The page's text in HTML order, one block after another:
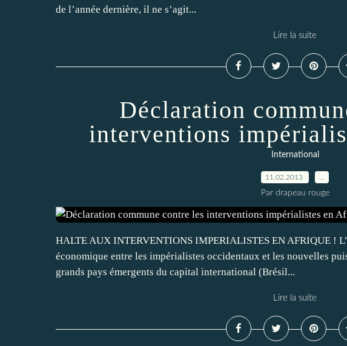
de l’année dernière, il ne s’agit...
Lire la suite
Déclaration
interventions
International
11.02.2013
Par drapeau rouge
HALTE AUX INTERVENTIONS IMPERIALISTES EN AFRIQUE !
économique entre les impérialistes occidentaux et les nouvelles
grands pays émergents du capital international (Brésil...
Lire la suite